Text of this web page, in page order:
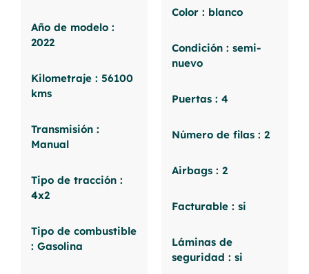
Año de modelo :
2022
Kilometraje : 56100
kms
Transmisión :
Manual
Tipo de tracción :
4x2
Tipo de combustible
: Gasolina
Color : blanco
Condición : semi-
nuevo
Puertas : 4
Número de filas : 2
Airbags : 2
Facturable : si
Láminas de
seguridad : si